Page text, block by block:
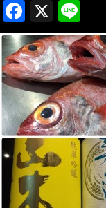
F
a
c
e
b
o
o
k
X
in
e